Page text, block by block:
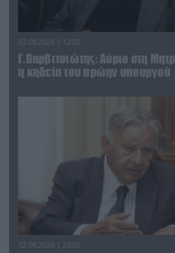
03.08.2026 | 12:02
Γ.Βαρβιτσιώτης: Aύριο στη
η κηδεία του πρώην υπουργού
02.08.2026 | 20:02